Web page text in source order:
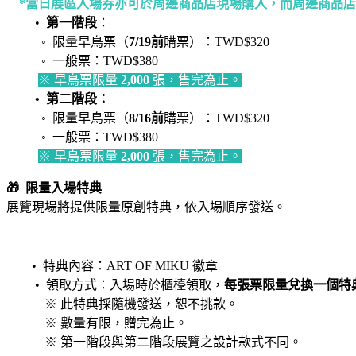
*當日展區入場券亦可於周邊商品店現場購入，而周邊商品
• 第一階段 ：
◦ 限量早鳥票（7/19前購票）：TWD$320
◦ 一般票：TWD$380
※ 早鳥票限量 2,000 張，售完為止。
• 第二階段：
◦ 限量早鳥票（8/16前購票）：TWD$320
◦ 一般票：TWD$380
※ 早鳥票限量 2,000 張，售完為止。
🎁
限量入場特典
展覽現場將提供限量原創特典，依入場順序發送。
• 特典內容：ART OF MIKU 徽章
• 領取方式：入場時於櫃檯領取， 每張票限量兌換一個特
※ 此特典採隨機發送，恕不挑款。
※ 數量有限，贈完為止。
※ 第一階段與第二階段展覽之設計款式不同。